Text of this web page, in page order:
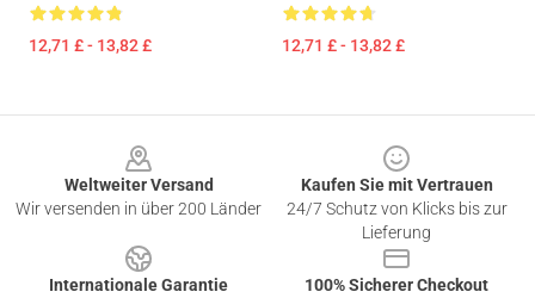
12,71 £ - 13,82 £ 12,71 £ - 13,82 £
Weltweiter Versand
Wir versenden in über 200 Länder
Kaufen Sie mit Vertrauen
24/7 Schutz von Klicks bis zur
Lieferung
Internationale Garantie
100% Sicherer Checkout